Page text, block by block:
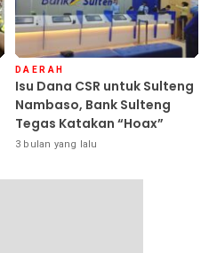
DAERAH
Isu Dana CSR untuk Sulteng
Nambaso, Bank Sulteng
Tegas Katakan “Hoax”
3 bulan yang lalu